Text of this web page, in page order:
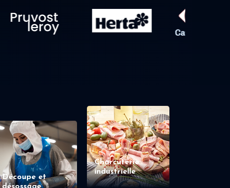
Découpe et
Charcuterie
industrielle